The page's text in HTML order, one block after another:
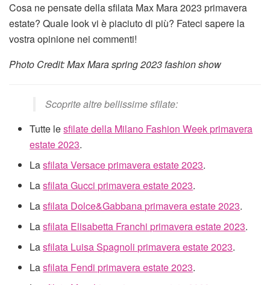
Cosa ne pensate della sfilata Max Mara 2023 primavera
estate? Quale look vi è piaciuto di più? Fateci sapere la
vostra opinione nei commenti!
Photo Credit: Max Mara spring 2023 fashion show
Scoprite altre bellissime sfilate:
Tutte lesfilate della Milano Fashion Week primavera
estate 2023.
Lasfilata Versace primavera estate 2023.
Lasfilata Gucci primavera estate 2023.
Lasfilata Dolce&Gabbana primavera estate 2023.
Lasfilata Elisabetta Franchi primavera estate 2023.
Lasfilata Luisa Spagnoli primavera estate 2023.
Lasfilata Fendi primavera estate 2023.